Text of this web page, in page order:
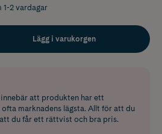
1-2 vardagar
Lägg i varukorgen
att produkten har ett
marknadens lägsta. Allt för att du
du får ett rättvist och bra pris.